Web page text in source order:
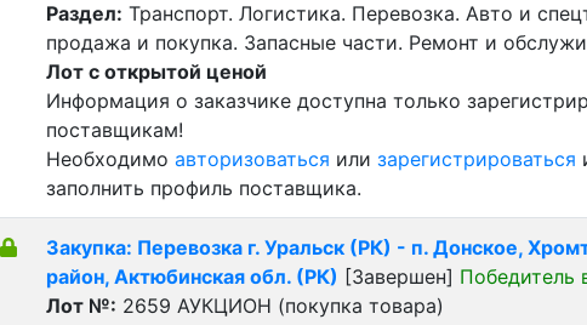
Раздел: Транспорт. Логистика. Перевозка. Авто и
продажа и покупка. Запасные части. Ремонт и
Лот с открытой ценой
Информация о заказчике доступна только
поставщикам!
Необходимо авторизоваться или зарегистрироваться
заполнить профиль поставщика.
Закупка: Перевозка г. Уральск (РК) - п. Донское,
район, Актюбинская обл. (РК) [Завершен] Победитель
Лот №: 2659 АУКЦИОН (покупка товара)